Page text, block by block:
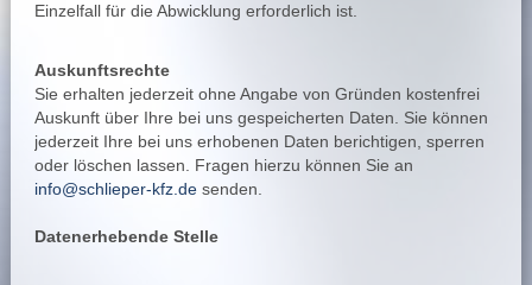
Einzelfall für die Abwicklung erforderlich ist.
Auskunftsrechte
Sie erhalten jederzeit ohne Angabe von Gründen kostenfrei
Auskunft über Ihre bei uns gespeicherten Daten. Sie können
jederzeit Ihre bei uns erhobenen Daten berichtigen, sperren
oder löschen lassen. Fragen hierzu können Sie an
info@schlieper-kfz.desenden.
Datenerhebende Stelle